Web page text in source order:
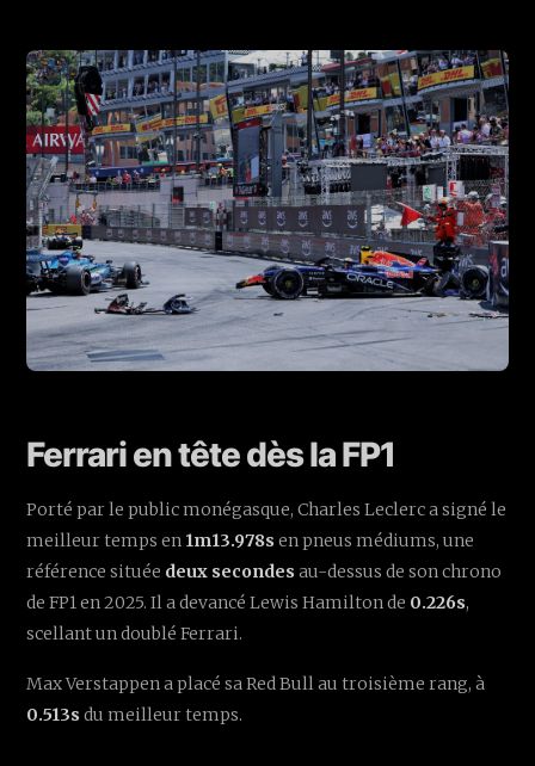
Ferrari en tête dès la FP1
Porté par le public monégasque, Charles Leclerc a signé le
meilleur temps en 1m13.978s en pneus médiums, une
référence située deux secondes au-dessus de son chrono
de FP1 en 2025. Il a devancé Lewis Hamilton de 0.226s,
scellant un doublé Ferrari.
Max Verstappen a placé sa Red Bull au troisième rang, à
0.513s du meilleur temps.